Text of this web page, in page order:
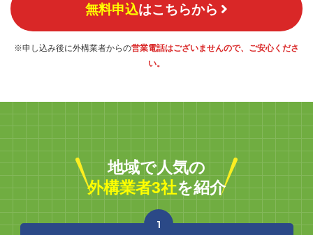
無料申込はこちらから
※申し込み後に外構業者からの営業電話はございませんので、ご安心くださ
い。
地域で人気の
外構業者3社を紹介
1